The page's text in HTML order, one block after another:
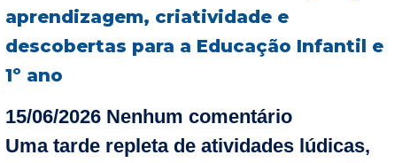
aprendizagem, criatividade e
descobertas para a Educação Infantil e
1º ano
15/06/2026 Nenhum comentário
Uma tarde repleta de atividades lúdicas,